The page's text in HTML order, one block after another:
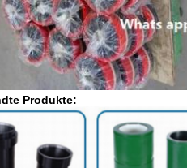
Produkte: